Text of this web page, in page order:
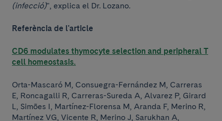
(infecció)", explica el Dr. Lozano.
Referència de l'article
CD6 modulates thymocyte selection and peripheral T
cell homeostasis.
Orta-Mascaró M, Consuegra-Fernández M, Carreras
E, Roncagalli R, Carreras-Sureda A, Alvarez P, Girard
L, Simões I, Martínez-Florensa M, Aranda F, Merino R,
Martínez VG, Vicente R, Merino J, Sarukhan A,